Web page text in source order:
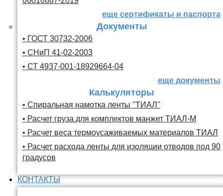
еще сертификаты и паспорта
Документы
• ГОСТ 30732-2006
• СНиП 41-02-2003
• СТ 4937-001-18929664-04
еще документы
Калькуляторы
• Спиральная намотка ленты "ТИАЛ"
• Расчет груза для комплектов манжет ТИАЛ-М
• Расчет веса термоусаживаемых материалов ТИАЛ
• Расчет расхода ленты для изоляции отводов под 90
градусов
КОНТАКТЫ